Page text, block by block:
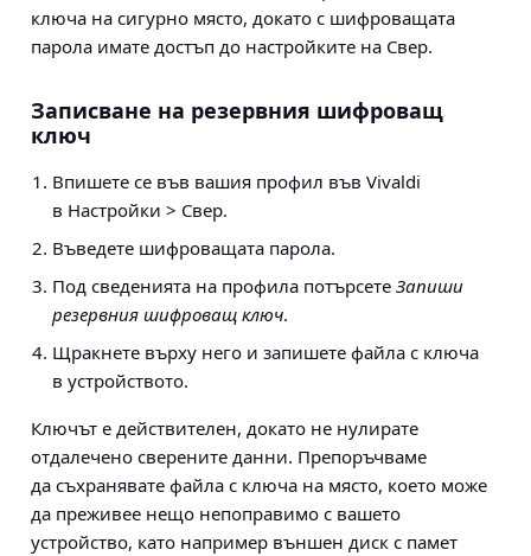
ключа на сигурно място, докато с шифроващата
парола имате достъп до настройките на Свер.
Записване на резервния шифроващ
ключ
Впишете се във вашия профил във Vivaldi
в Настройки > Свер.
Въведете шифроващата парола.
Под сведенията на профила потърсете Запиши
резервния шифроващ ключ.
Щракнете върху него и запишете файла с ключа
в устройството.
Ключът е действителен, докато не нулирате
отдалечено сверените данни. Препоръчваме
да съхранявате файла с ключа на място, което може
да преживее нещо непоправимо с вашето
устройство, като например външен диск с памет